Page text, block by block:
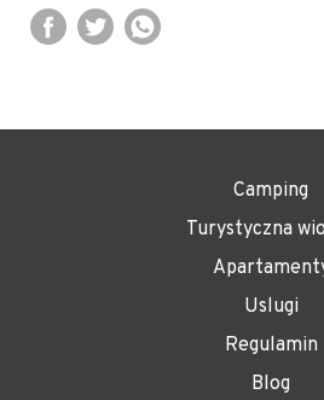
Camping
Turystyczna
Uslugi
Regulamin
Blog